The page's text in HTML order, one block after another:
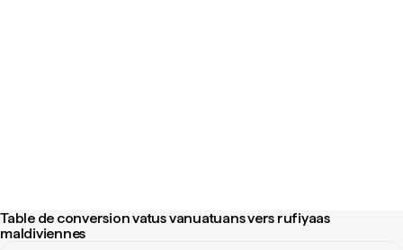
Table de conversion vatus vanuatuans vers rufiyaas
maldiviennes